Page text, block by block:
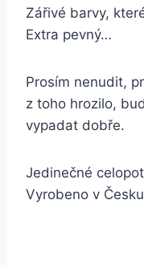
Zářivé barvy,
Extra pevný…
Prosím nenudit,
z toho hrozilo,
vypadat dobře.
Jedinečné
Vyrobeno v